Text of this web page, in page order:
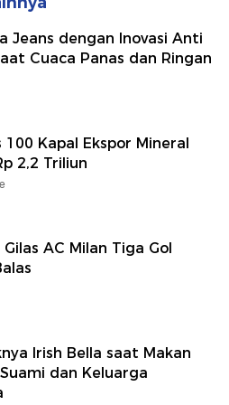
Jeans dengan Inovasi Anti
Cuaca Panas dan Ringan
100 Kapal Ekspor Mineral
2,2 Triliun
Gilas AC Milan Tiga Gol
Irish Bella saat Makan
dan Keluarga